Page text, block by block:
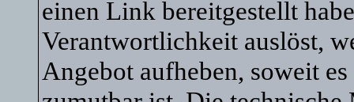
einen Link bereitgestellt
Verantwortlichkeit auslöst,
Angebot aufheben, soweit